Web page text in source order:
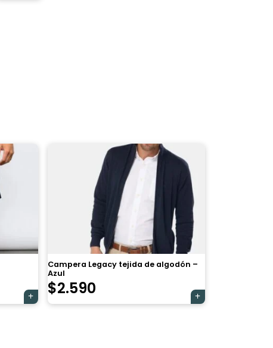
Campera Legacy tejida de algodón –
Azul
$2.590